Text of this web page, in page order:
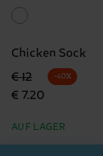
Chicken Sock
Originalpreis
€ 12
Reduzierter Preis
€ 7.20
-40%
AUF LAGER